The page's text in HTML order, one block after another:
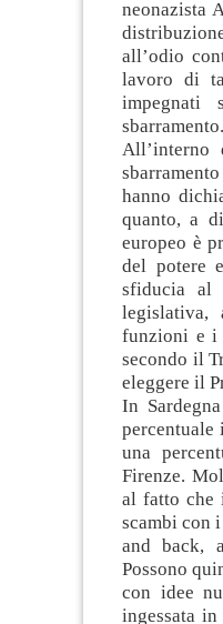
neonazista
all’odio
lavoro di
impegnati
sbarramento.
All’interno
hanno
quanto, a
europeo è
del potere
sfiducia al
legislativa,
funzioni e i
secondo il
eleggere il
In
una
Firenze.
al fatto che
scambi con
and back,
Possono
con idee
ingessata